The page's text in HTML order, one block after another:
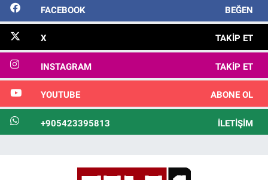
FACEBOOK BEĞEN
X TAKIP ET
INSTAGRAM TAKIP ET
YOUTUBE ABONE OL
+905423395813 İLETIŞIM